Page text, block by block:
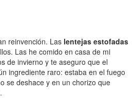
reinvención. Las lentejas estofadas
Las he comido en casa de mi
de invierno y te aseguro que el
ingrediente raro: estaba en el fuego
se deshace y en un chorizo que